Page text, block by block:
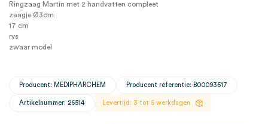
Ringzaag Martin met 2 handvatten compleet
zaagje Ø3cm
17 cm
rvs
zwaar model
Producent: MEDIPHARCHEM Producent referentie: B00093517
Artikelnummer: 26514 Levertijd: 3 tot 5 werkdagen